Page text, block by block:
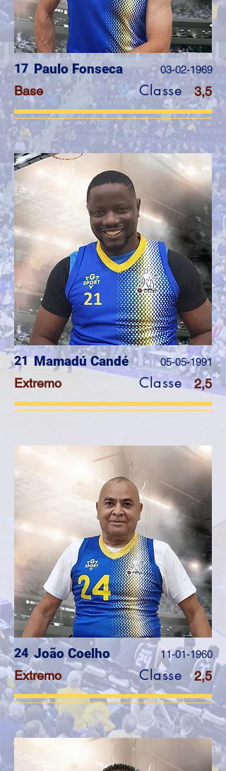
17 Paulo Fonseca 03-02-1969
Base Classe 3,5
21 Mamadú Candé 05-05-1991
Extremo Classe 2,5
24 João Coelho 11-01-1960
Extremo Classe 2,5